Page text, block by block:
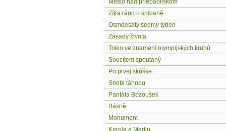
Mesto nad priepadliskom
Zítra ráno u snídaně
Osmdesátý sedmý týden
Zásady života
Tokio ve znamení olympijských kruhů
Soucitem spoutaný
Po prvej skúške
Snobi táhnou
Pantáta Bezoušek
Básně
Monument